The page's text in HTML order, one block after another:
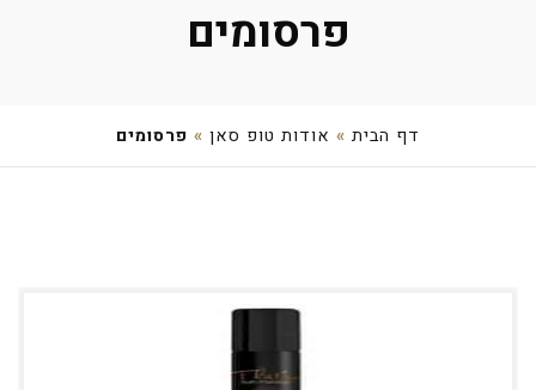
פרסומים
דף הבית » אודות טופ סאן » פרסומים